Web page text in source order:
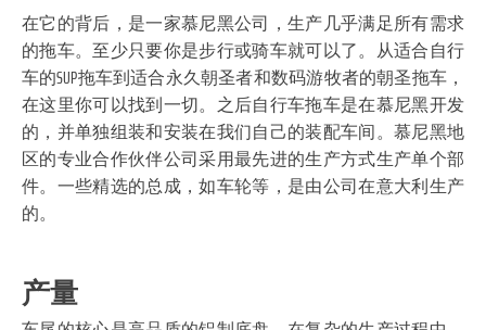
在它的背后，是一家慕尼黑公司，生产几乎满足所有需求
的拖车。至少只要你是步行或骑车就可以了。从适合自行
车的SUP拖车到适合永久朝圣者和数码游牧者的朝圣拖车，
在这里你可以找到一切。之后自行车拖车是在慕尼黑开发
的，并单独组装和安装在我们自己的装配车间。慕尼黑地
区的专业合作伙伴公司采用最先进的生产方式生产单个部
件。一些精选的总成，如车轮等，是由公司在意大利生产
的。
产量